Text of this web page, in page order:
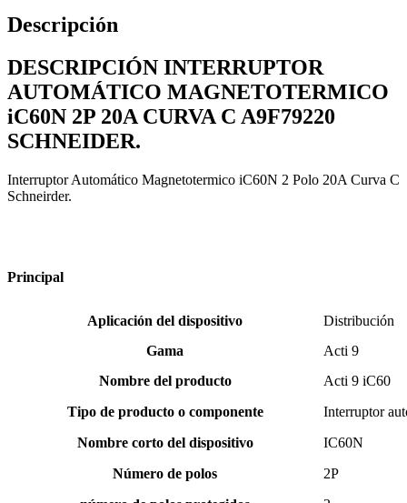
Descripción
DESCRIPCIÓN INTERRUPTOR
AUTOMÁTICO MAGNETOTERMICO
iC60N 2P 20A CURVA C A9F79220
SCHNEIDER.
Interruptor Automático Magnetotermico iC60N 2 Polo 20A Curva C
Schneirder.
Principal
Aplicación del dispositivo
Distribución
Gama
Acti 9
Nombre del producto
Acti 9 iC60
Tipo de producto o componente
Interruptor
Nombre corto del dispositivo
IC60N
Número de polos
2P